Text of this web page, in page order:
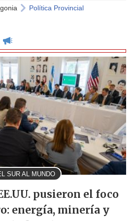
Política Provincial
SUR AL MUNDO
pusieron el foco
energía, minería y